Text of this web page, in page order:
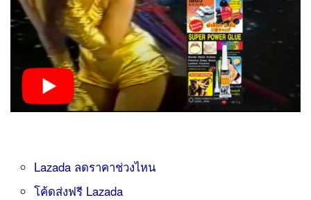
Lazada ลดราคาช่วงไหน
โค้ดส่งฟรี Lazada